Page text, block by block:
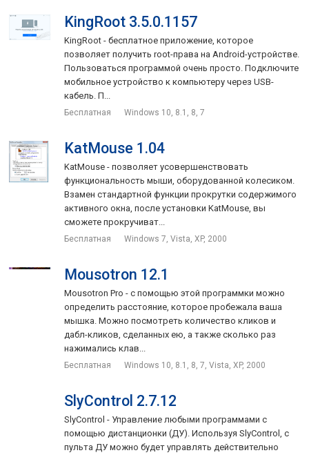
Возможность менять цвет фона и текста.
Настраиваемые функции поиска: по ID устройства, букве
диска, имени тома и т.п.
Панель инструментов и списки переходов для легкого
поиска устройства в сложных деревьях.
KingRoot 3.5.0.1157
KingRoot - бесплатное приложение, которое
позволяет получить root-права на Android-устройстве.
Пользоваться программой очень просто. Подключите
мобильное устройство к компьютеру через USB-
кабель. П...
Бесплатная Windows 10, 8.1, 8, 7
KatMouse 1.04
KatMouse - позволяет усовершенствовать
функциональность мыши, оборудованной колесиком.
Взамен стандартной функции прокрутки содержимого
активного окна, после установки KatMouse, вы
сможете прокручиват...
Бесплатная Windows 7, Vista, XP, 2000
Mousotron 12.1
Mousotron Pro - с помощью этой программки можно
определить расстояние, которое пробежала ваша
мышка. Можно посмотреть количество кликов и
дабл-кликов, сделанных ею, а также сколько раз
нажимались клав...
Бесплатная Windows 10, 8.1, 8, 7, Vista, XP, 2000
SlyControl 2.7.12
SlyControl - Управление любыми программами с
помощью дистанционки (ДУ). Используя SlyControl, с
пульта ДУ можно будет управлять действительно